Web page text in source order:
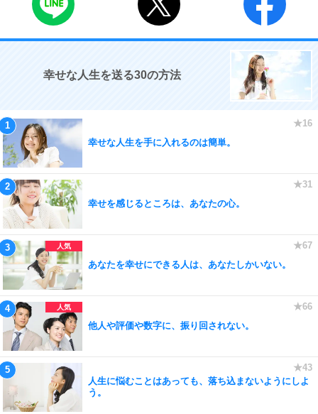
幸せな人生を送る30の方法
幸せな人生を手に入れるのは簡単。
幸せを感じるところは、あなたの心。
あなたを幸せにできる人は、あなたしかいない。
他人や評価や数字に、振り回されない。
人生に悩むことはあっても、落ち込まないようにしよ
う。